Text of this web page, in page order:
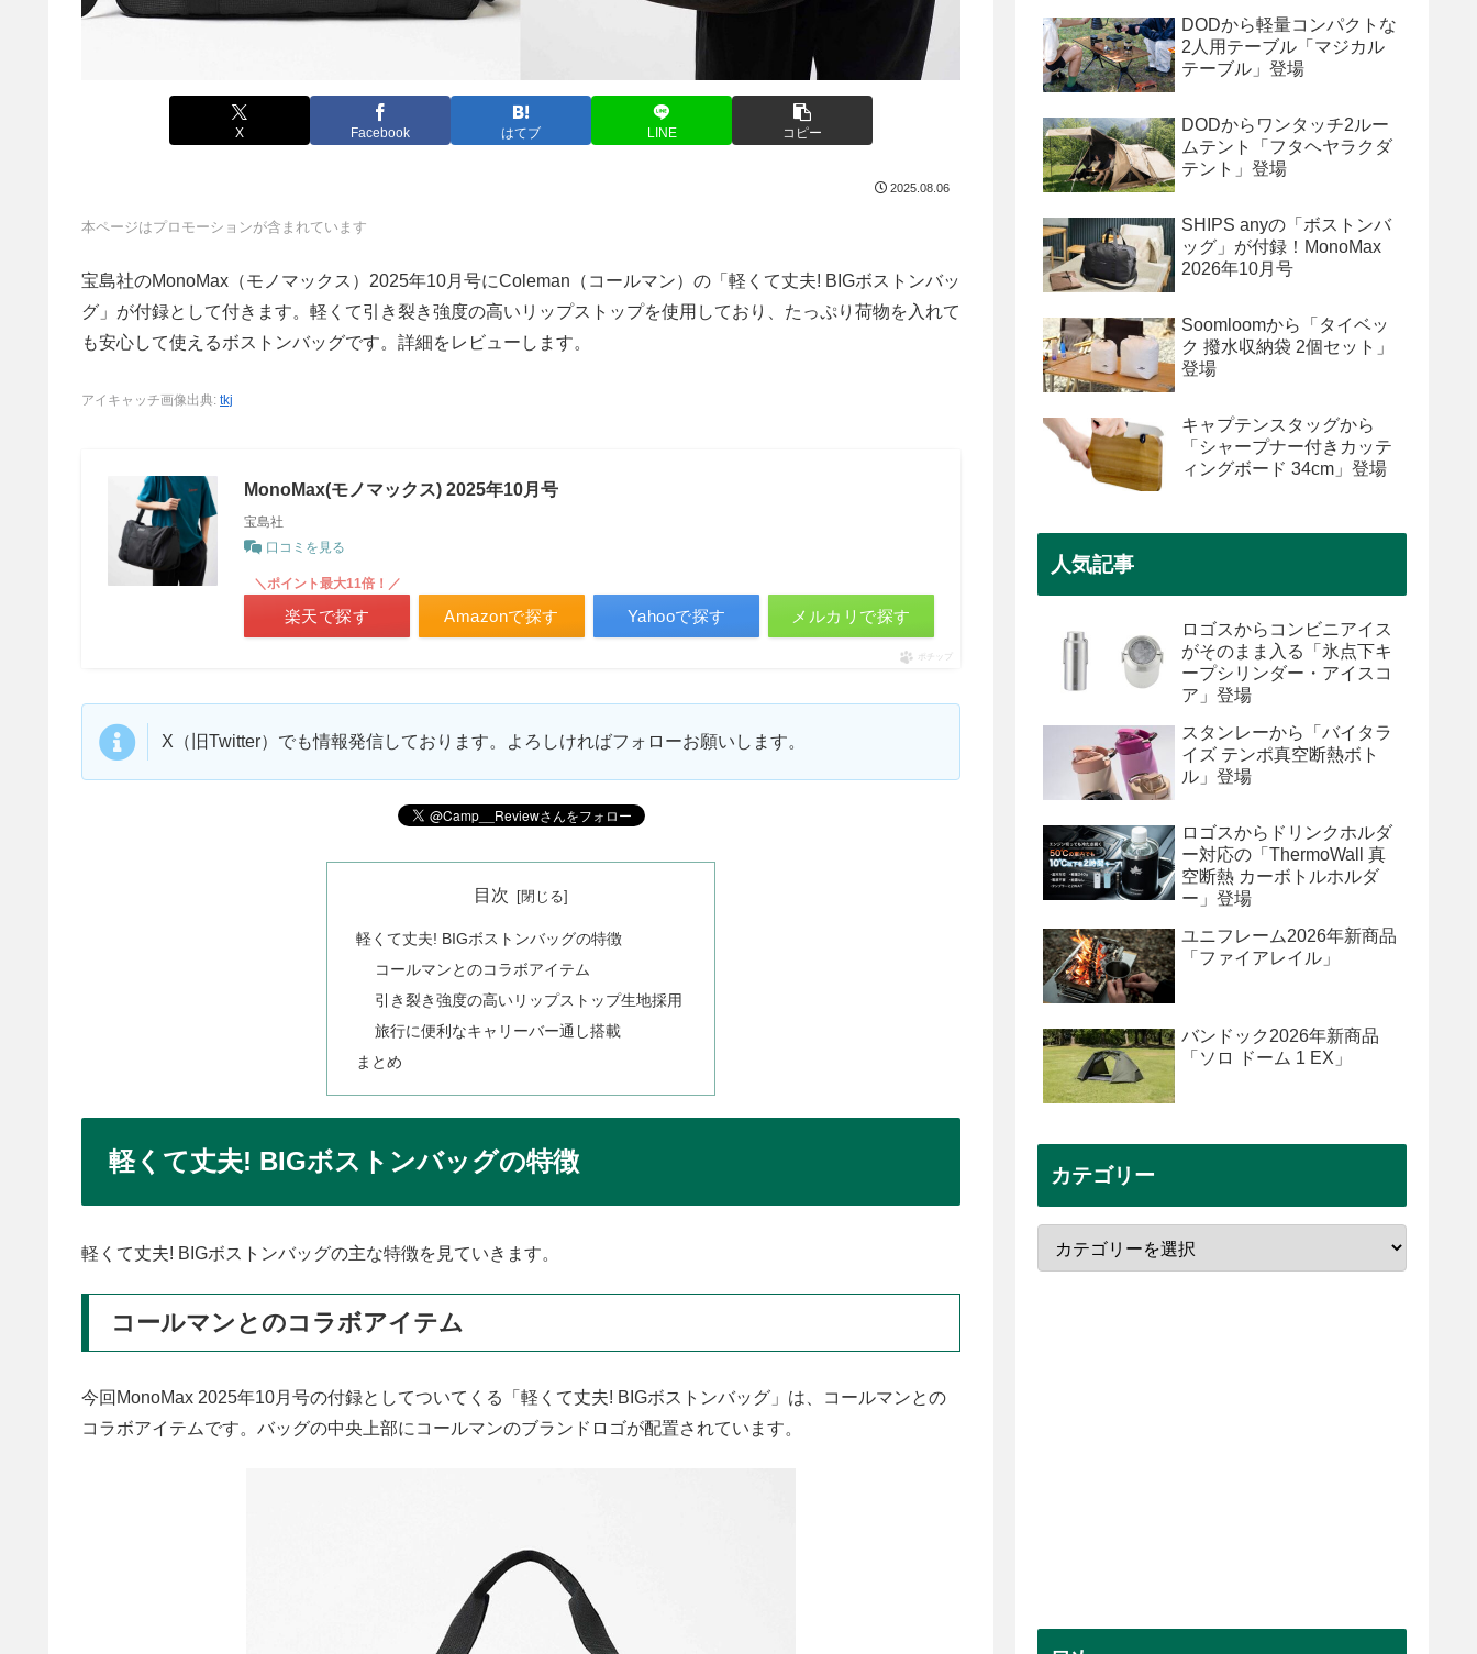
X Facebook はてブ LINE コピー
2025.08.06
本ページはプロモーションが含まれています
宝島社のMonoMax（モノマックス）2025年10月号にColeman（コールマン）の「軽くて丈夫! BIGボストンバッ
グ」が付録として付きます。軽くて引き裂き強度の高いリップストップを使用しており、たっぷり荷物を入れて
も安心して使えるボストンバッグです。詳細をレビューします。
アイキャッチ画像出典: tkj
MonoMax(モノマックス) 2025年10月号
宝島社
口コミを見る
Amazonで探す
＼ポイント最大11倍！／
楽天で探す Yahooで探す メルカリで探す
ポチップ
X（旧Twitter）でも情報発信しております。よろしければフォローお願いします。
目次
軽くて丈夫! BIGボストンバッグの特徴
コールマンとのコラボアイテム
引き裂き強度の高いリップストップ生地採用
旅行に便利なキャリーバー通し搭載
まとめ
軽くて丈夫! BIGボストンバッグの特徴
軽くて丈夫! BIGボストンバッグの主な特徴を見ていきます。
コールマンとのコラボアイテム
今回MonoMax 2025年10月号の付録としてついてくる「軽くて丈夫! BIGボストンバッグ」は、コールマンとの
コラボアイテムです。バッグの中央上部にコールマンのブランドロゴが配置されています。
DODから軽量コンパクトな
2人用テーブル「マジカル
テーブル」登場
DODからワンタッチ2ルー
ムテント「フタヘヤラクダ
テント」登場
SHIPS anyの「ボストンバ
ッグ」が付録！MonoMax
2026年10月号
Soomloomから「タイベッ
ク 撥水収納袋 2個セット」
登場
キャプテンスタッグから
「シャープナー付きカッテ
ィングボード 34cm」登場
人気記事
ロゴスからコンビニアイス
がそのまま入る「氷点下キ
ープシリンダー・アイスコ
ア」登場
スタンレーから「バイタラ
イズ テンポ真空断熱ボト
ル」登場
ロゴスからドリンクホルダ
ー対応の「ThermoWall 真
空断熱 カーボトルホルダ
ー」登場
ユニフレーム2026年新商品
「ファイアレイル」
バンドック2026年新商品
「ソロ ドーム 1 EX」
カテゴリー